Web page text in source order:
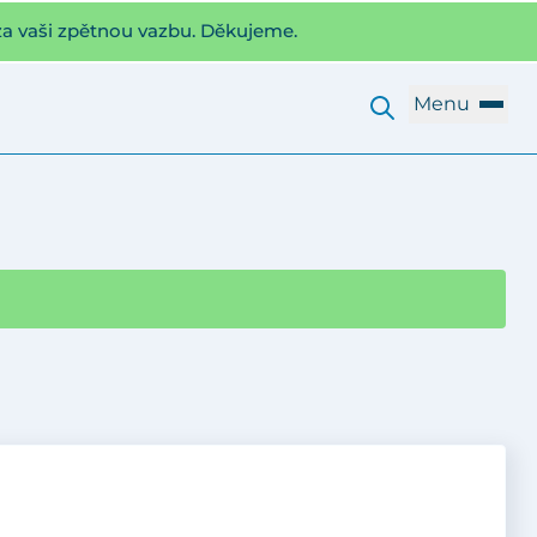
vaši zpětnou vazbu. Děkujeme.
Menu